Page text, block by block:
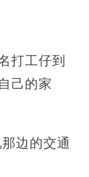
打工仔到
己的家
边的交通